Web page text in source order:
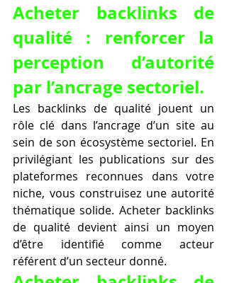
Acheter backlinks de
qualité : renforcer la
perception d’autorité
par l’ancrage sectoriel.
Les backlinks de qualité jouent un
rôle clé dans l’ancrage d’un site au
sein de son écosystème sectoriel. En
privilégiant les publications sur des
plateformes reconnues dans votre
niche, vous construisez une autorité
thématique solide. Acheter backlinks
de qualité devient ainsi un moyen
d’être identifié comme acteur
référent d’un secteur donné.